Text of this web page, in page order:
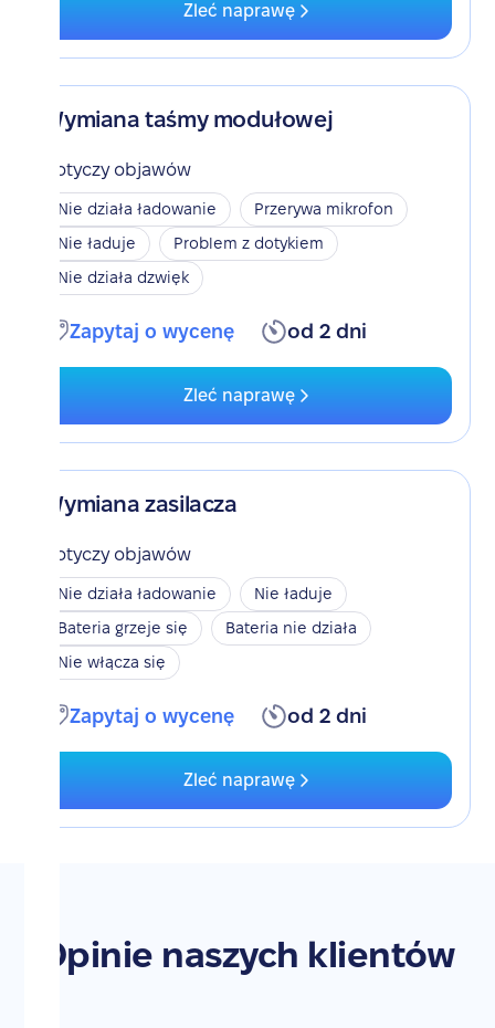
Zleć naprawę
Wymiana taśmy modułowej
Dotyczy objawów
Nie działa ładowanie
Przerywa mikrofon
Nie ładuje
Problem z dotykiem
Nie działa dzwięk
Zapytaj o wycenę od 2 dni
Zleć naprawę
Wymiana zasilacza
Dotyczy objawów
Nie działa ładowanie
Nie ładuje
Bateria grzeje się
Bateria nie działa
Nie włącza się
Zapytaj o wycenę od 2 dni
Zleć naprawę
Opinie naszych klientów